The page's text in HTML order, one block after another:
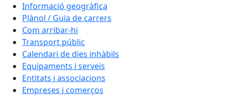
Informació geogràfica
Plànol / Guia de carrers
Com arribar-hi
Transport públic
Calendari de dies inhàbils
Equipaments i serveis
Entitats i associacions
Empreses i comerços